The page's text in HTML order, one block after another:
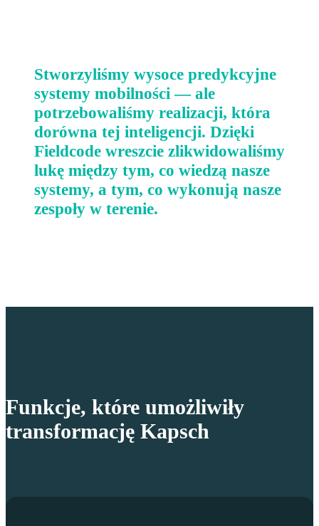
Stworzyliśmy wysoce predykcyjne
systemy mobilności — ale
potrzebowaliśmy realizacji, która
dorówna tej inteligencji. Dzięki
Fieldcode wreszcie zlikwidowaliśmy
lukę między tym, co wiedzą nasze
systemy, a tym, co wykonują nasze
zespoły w terenie.
Funkcje, które umożliwiły
transformację Kapsch